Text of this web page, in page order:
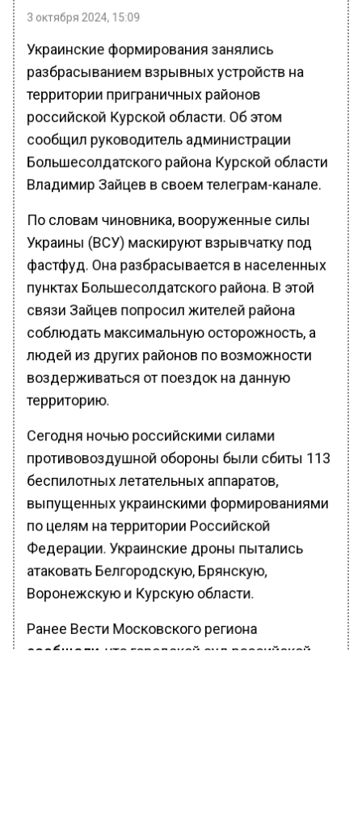
3 октября 2024, 15:09
Украинские формирования занялись
разбрасыванием взрывных устройств на
территории приграничных районов
российской Курской области. Об этом
сообщил руководитель администрации
Большесолдатского района Курской области
Владимир Зайцев в своем телеграм-канале.
По словам чиновника, вооруженные силы
Украины (ВСУ) маскируют взрывчатку под
фастфуд. Она разбрасывается в населенных
пунктах Большесолдатского района. В этой
связи Зайцев попросил жителей района
соблюдать максимальную осторожность, а
людей из других районов по возможности
воздерживаться от поездок на данную
территорию.
Сегодня ночью российскими силами
противовоздушной обороны были сбиты 113
беспилотных летательных аппаратов,
выпущенных украинскими формированиями
по целям на территории Российской
Федерации. Украинские дроны пытались
атаковать Белгородскую, Брянскую,
Воронежскую и Курскую области.
Ранее Вести Московского региона
сообщали , что городской суд российской